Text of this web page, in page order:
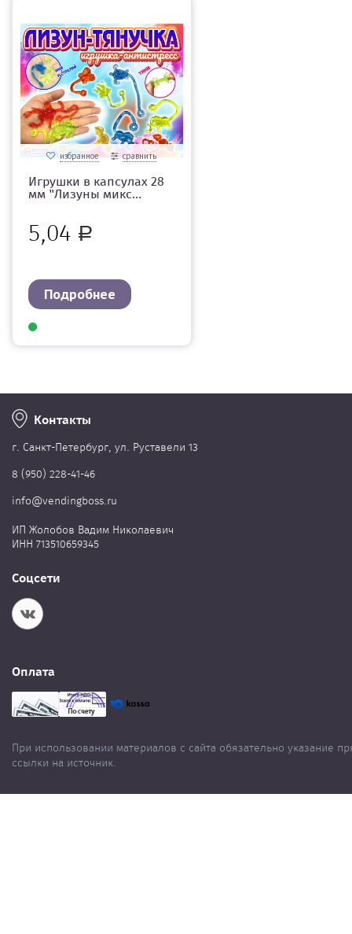
избранное сравнить
Игрушки в капсулах 28
мм "Лизуны микс...
5,04 Р
Подробнее
Контакты
г. Cанкт-Петербург, ул. Руставели 13
8 (950) 228-41-46
info@vendingboss.ru
ИП Жолобов Вадим Николаевич
ИНН 713510659345
Соцсети
Оплата
При использовании материалов с сайта обязательно указание
ссылки на источник.